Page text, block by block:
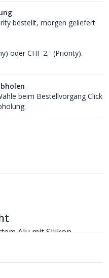
Alu mit Silikon-
in der Schweiz.
im
bestellt, morgen geliefert
oder CHF 2.- (Priority).
beim Bestellvorgang Click